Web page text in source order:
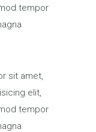
tempor
sit amet,
elit,
tempor